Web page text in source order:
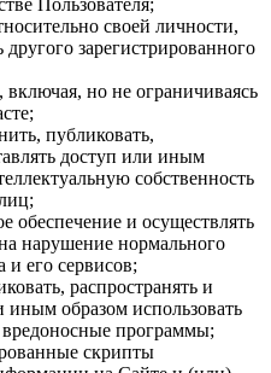
Пользователя;
своей личности,
зарегистрированного
включая, но не ограничиваясь
публиковать,
доступ или иным
собственность
обеспечение и осуществлять
нарушение нормального
его сервисов;
распространять и
иным образом использовать
программы;
скрипты